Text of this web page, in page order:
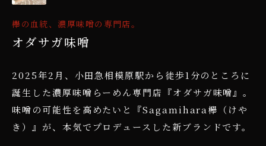
欅の血統、濃厚味噌の専門店。
オダサガ味噌
2025年2月、小田急相模原駅から徒歩1分のところに
誕生した濃厚味噌らーめん専門店『オダサガ味噌』。
味噌の可能性を高めたいと『Sagamihara欅（けや
き）』が、本気でプロデュースした新ブランドです。